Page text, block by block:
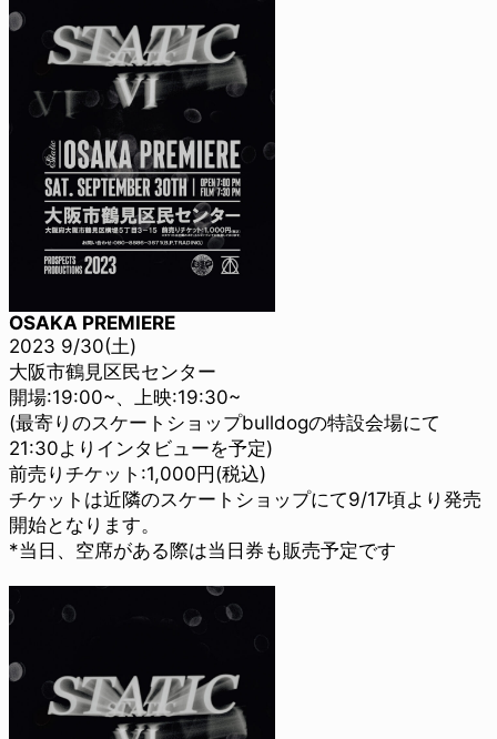
OSAKA PREMIERE
2023 9/30(土)
大阪市鶴見区民センター
開場:19:00~、上映:19:30~
(最寄りのスケートショップbulldogの特設会場にて
21:30よりインタビューを予定)
前売りチケット:1,000円(税込)
チケットは近隣のスケートショップにて9/17頃より発売
開始となります。
*当日、空席がある際は当日券も販売予定です